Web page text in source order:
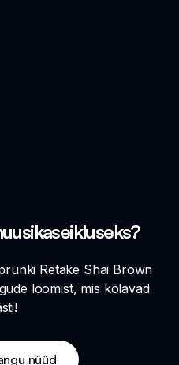
Retake Shai Brown
loomist, mis kõlavad
nüüd